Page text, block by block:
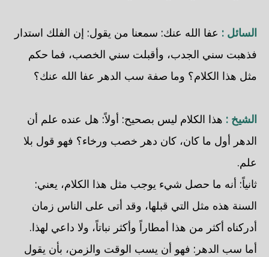
السائل : عفا الله عنك: سمعنا من يقول: إن الفلك استدار
فذهبت سني الجدب، وأقبلت سني الخصب، فما حكم
مثل هذا الكلام؟ وما صفة سب الدهر عفا الله عنك؟
الشيخ : هذا الكلام ليس بصحيح: أولاً: هل عنده علم أن
الدهر أول ما كان، كان دهر خصب ورخاء؟ فهو قول بلا
علم.
ثانياً: أنه ما حصل شيء يوجب مثل هذا الكلام، يعني:
السنة هذه مثل التي قبلها، وقد أتى على الناس زمان
أدركناه أكثر من هذا أمطاراً وأكثر نباتاً، ولا داعي لهذا.
أما سب الدهر: فهو أن يسب الوقت والزمن، بأن يقول